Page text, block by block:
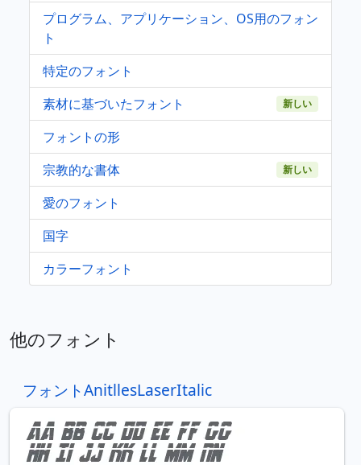
プログラム、アプリケーション、OS用のフォン
ト
特定のフォント
素材に基づいたフォント
新しい
フォントの形
宗教的な書体
新しい
愛のフォント
国字
カラーフォント
他のフォント
フォントAnitllesLaserItalic